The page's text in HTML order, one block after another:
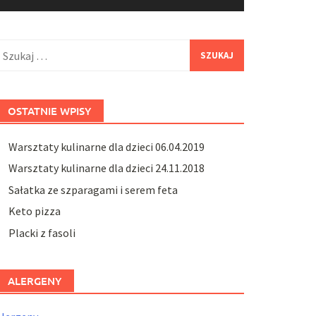
OSTATNIE WPISY
Warsztaty kulinarne dla dzieci 06.04.2019
Warsztaty kulinarne dla dzieci 24.11.2018
Sałatka ze szparagami i serem feta
Keto pizza
Placki z fasoli
ALERGENY